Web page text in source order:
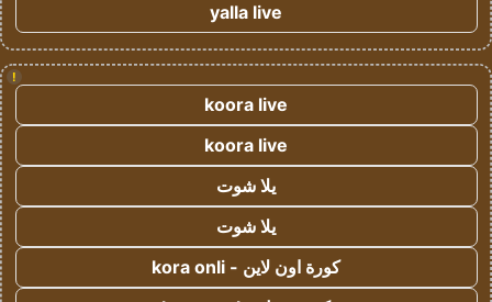
yalla live
!
koora live
koora live
يلا شوت
يلا شوت
كورة اون لاين - kora onli